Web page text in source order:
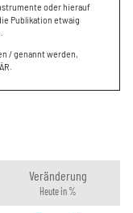
oder hierauf
Publikation etwaig
/ genannt werden,
Veränderung
Heute in %